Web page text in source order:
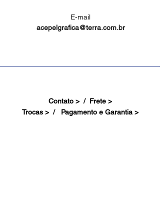
E-mail
acepelgrafica@terra.com.br
Contato > / Frete >
Trocas > / Pagamento e Garantia >